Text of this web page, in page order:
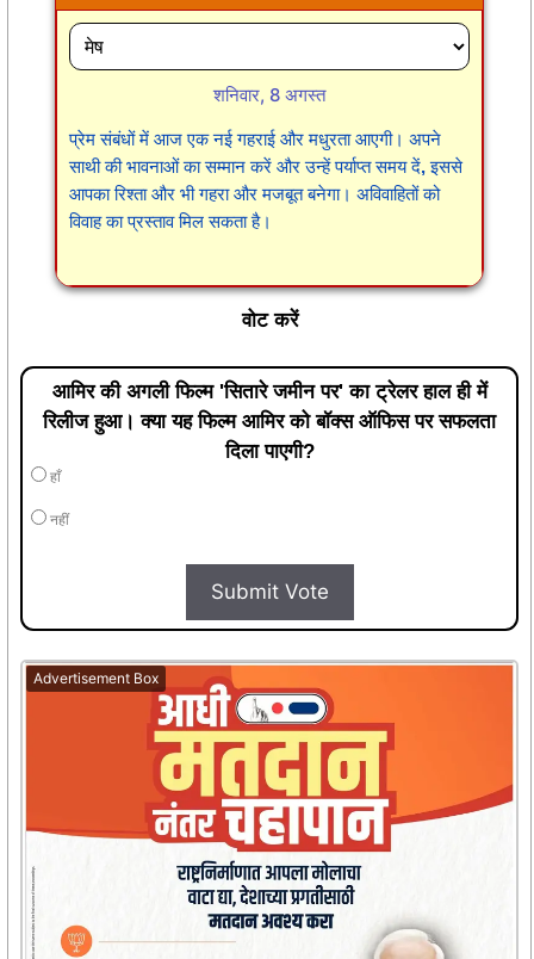
शनिवार, 8 अगस्त
प्रेम संबंधों में आज एक नई गहराई और मधुरता आएगी। अपने
साथी की भावनाओं का सम्मान करें और उन्हें पर्याप्त समय दें, इससे
आपका रिश्ता और भी गहरा और मजबूत बनेगा। अविवाहितों को
विवाह का प्रस्ताव मिल सकता है।
वोट करें
आमिर की अगली फिल्म 'सितारे जमीन पर' का ट्रेलर हाल ही में
रिलीज हुआ। क्या यह फिल्म आमिर को बॉक्स ऑफिस पर सफलता
दिला पाएगी?
हाँ
नहीं
Submit Vote
Advertisement Box